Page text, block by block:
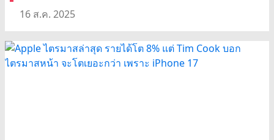
16 ส.ค. 2025